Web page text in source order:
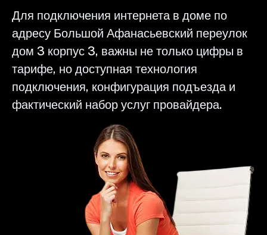
Для подключения интернета в доме по
адресу Большой Афанасьевский переулок
дом 3 корпус 3, важны не только цифры в
тарифе, но доступная технология
подключения, конфигурация подъезда и
фактический набор услуг провайдера.